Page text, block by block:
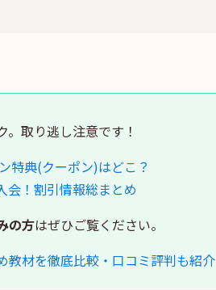
取り逃し注意です！
特典(クーポン)はどこ？
！割引情報総まとめ
の方はぜひご覧ください。
材を徹底比較・口コミ評判も紹介